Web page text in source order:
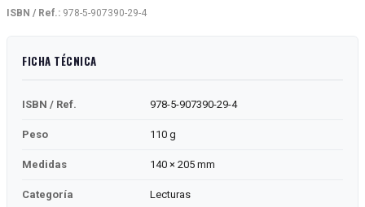
ISBN / Ref.: 978-5-907390-29-4
FICHA TÉCNICA
ISBN / Ref. 978-5-907390-29-4
Peso 110 g
Medidas 140 × 205 mm
Categoría Lecturas